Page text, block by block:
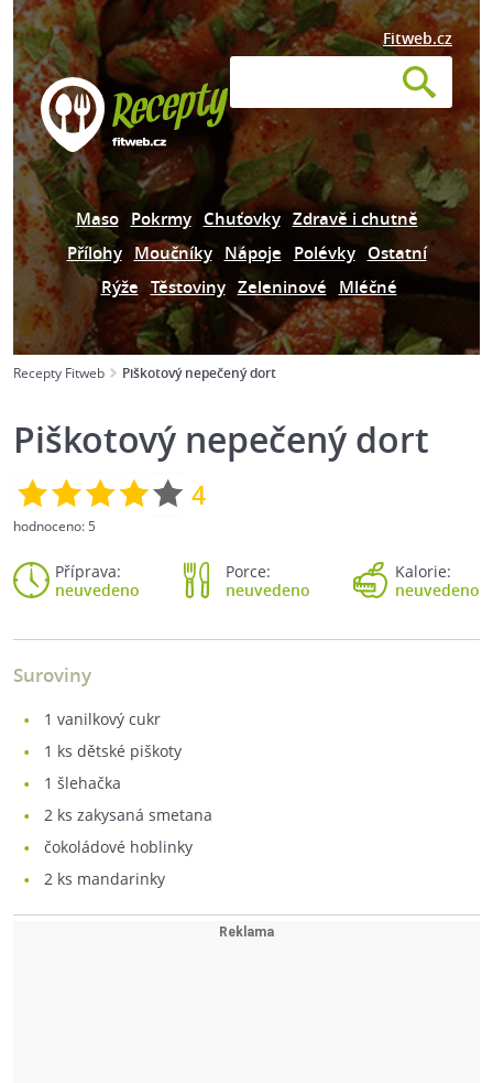
Fitweb.cz
Maso Pokrmy Chuťovky Zdravě i chutně
Přílohy Moučníky Nápoje Polévky Ostatní
Rýže Těstoviny Zeleninové Mléčné
Recepty Fitweb Piškotový nepečený dort
Piškotový nepečený dort
4
hodnoceno:5
Příprava:
neuvedeno
Porce:
neuvedeno
Kalorie:
neuvedeno
Suroviny
1 vanilkový cukr
1 ks dětské piškoty
1 šlehačka
2 ks zakysaná smetana
čokoládové hoblinky
2 ks mandarinky